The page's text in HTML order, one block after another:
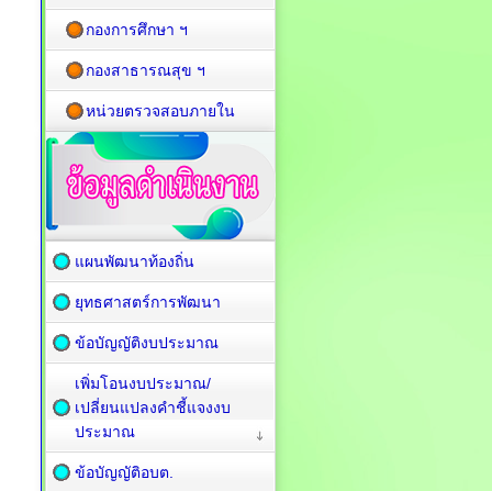
กองการศึกษา ฯ
กองสาธารณสุข ฯ
หน่วยตรวจสอบภายใน
แผนพัฒนาท้องถิ่น
ยุทธศาสตร์การพัฒนา
ข้อบัญญัติงบประมาณ
เพิ่มโอนงบประมาณ/
เปลี่ยนแปลงคำชี้แจงงบ
ประมาณ
ข้อบัญญัติอบต.